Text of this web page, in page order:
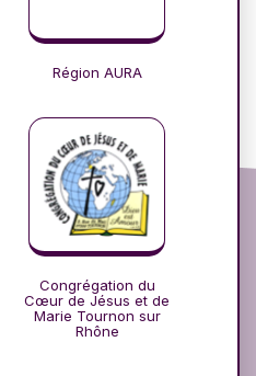
Région AURA
Congrégation du
Cœur de Jésus et de
Marie Tournon sur
Rhône